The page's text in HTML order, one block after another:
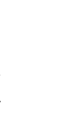
,